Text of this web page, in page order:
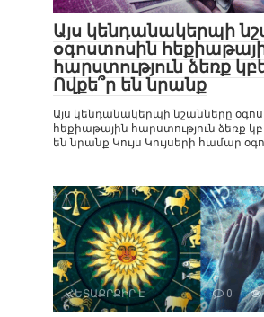
Այս կենդանակերպի
օգոստոսին
հարստություն ձեռք
Ովքե՞ր են նրանք
Այս կենդանակերպի նշանները
հեքիաթային հարստություն ձեռք
են նրանք Կույս Կույսերի համար
ՀԵՏԱՔՐՔԻՐ Է 0